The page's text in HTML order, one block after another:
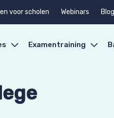
voor scholen Webinars Blog
Examentraining